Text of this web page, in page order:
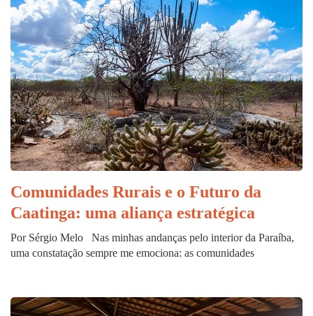
Comunidades Rurais e o Futuro da
Caatinga: uma aliança estratégica
Por Sérgio Melo Nas minhas andanças pelo interior da Paraíba,
uma constatação sempre me emociona: as comunidades